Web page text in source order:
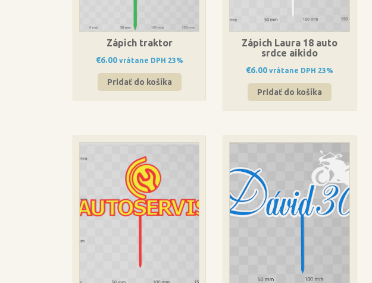
Zápich traktor
€6.00 vrátane DPH 23%
Pridať do košíka
Zápich Laura 18 auto
srdce aikido
€6.00 vrátane DPH 23%
Pridať do košíka